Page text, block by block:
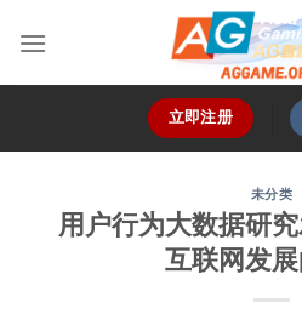
立即注册
未分类
用户行为大数据研
互联网发